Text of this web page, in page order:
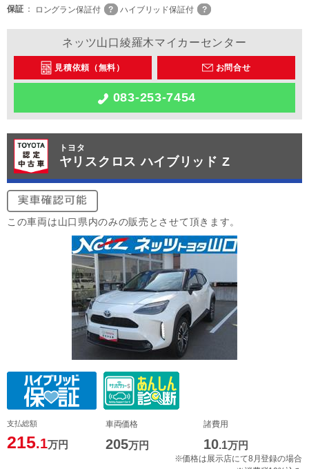
保証
ロングラン保証付 ハイブリッド保証付
ネッツ山口綾羅木マイカーセンター
見積依頼（無料） お問合せ
083-253-7454
トヨタ
ヤリスクロス ハイブリッド Z
この車両は山口県内のみの販売とさせて頂きます。
支払総額
215.1万円
車両価格
205万円
諸費用
10.1万円
※価格は展示店にて8月登録の場合